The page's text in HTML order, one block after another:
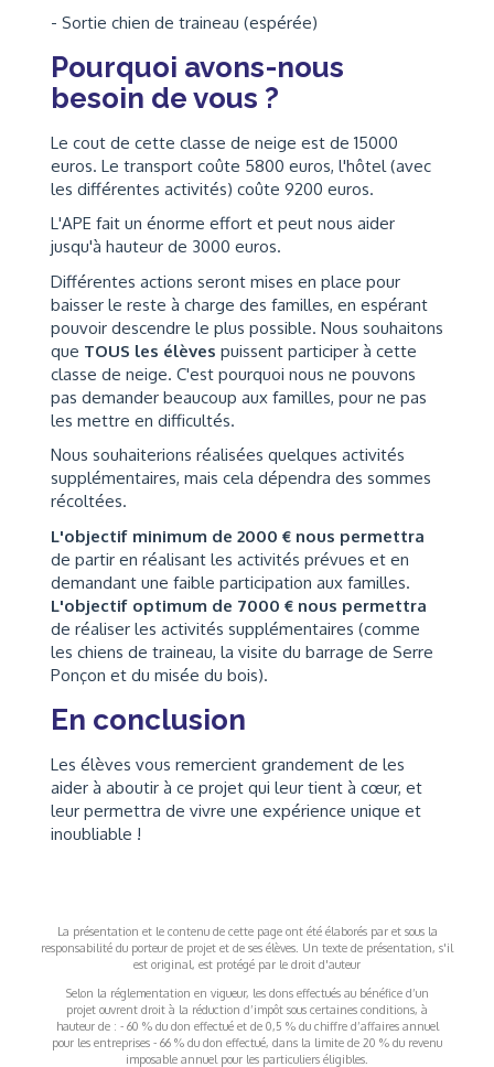
- Sortie chien de traineau (espérée)
Pourquoi avons-nous
besoin de vous ?
Le cout de cette classe de neige est de 15000
euros. Le transport coûte 5800 euros, l'hôtel (avec
les différentes activités) coûte 9200 euros.
L'APE fait un énorme effort et peut nous aider
jusqu'à hauteur de 3000 euros.
Différentes actions seront mises en place pour
baisser le reste à charge des familles, en espérant
pouvoir descendre le plus possible. Nous souhaitons
que TOUS les élèves puissent participer à cette
classe de neige. C'est pourquoi nous ne pouvons
pas demander beaucoup aux familles, pour ne pas
les mettre en difficultés.
Nous souhaiterions réalisées quelques activités
supplémentaires, mais cela dépendra des sommes
récoltées.
L'objectif minimum de 2000 € nous permettra
de partir en réalisant les activités prévues et en
demandant une faible participation aux familles.
L'objectif optimum de 7000 € nous permettra
de réaliser les activités supplémentaires (comme
les chiens de traineau, la visite du barrage de Serre
Ponçon et du misée du bois).
En conclusion
Les élèves vous remercient grandement de les
aider à aboutir à ce projet qui leur tient à cœur, et
leur permettra de vivre une expérience unique et
inoubliable !
La présentation et le contenu de cette page ont été élaborés par et sous la
responsabilité du porteur de projet et de ses élèves. Un texte de présentation, s'il
est original, est protégé par le droit d'auteur
Selon la réglementation en vigueur, les dons effectués au bénéfice d’un
projet ouvrent droit à la réduction d’impôt sous certaines conditions, à
hauteur de : - 60 % du don effectué et de 0,5 % du chiffre d’affaires annuel
pour les entreprises - 66 % du don effectué, dans la limite de 20 % du revenu
imposable annuel pour les particuliers éligibles.